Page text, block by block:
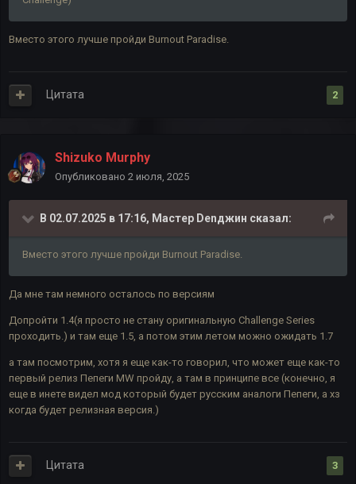
Вместо этого лучше пройди Burnout Paradise.
2
Цитата
Shizuko Murphy
Опубликовано 2 июля, 2025
В 02.07.2025 в 17:16, Мастер Denджин сказал:
Вместо этого лучше пройди Burnout Paradise.
Да мне там немного осталось по версиям
Допройти 1.4(я просто не стану оригинальную Challenge Series
проходить.) и там еще 1.5, а потом этим летом можно ожидать 1.7
а там посмотрим, хотя я еще как-то говорил, что может еще как-то
первый релиз Пепеги MW пройду, а там в принципе все (конечно, я
еще в инете видел мод который будет русским аналоги Пепеги, а хз
когда будет релизная версия.)
3
Цитата